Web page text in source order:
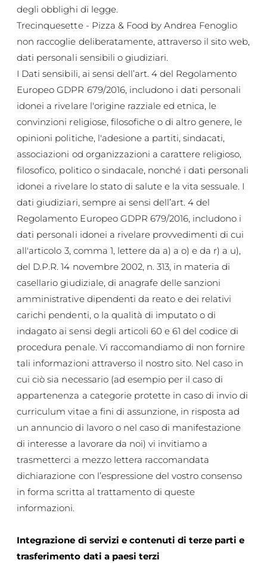
degli obblighi di legge.
Trecinquesette - Pizza & Food by Andrea Fenoglio
non raccoglie deliberatamente, attraverso il sito web,
dati personali sensibili o giudiziari.
I Dati sensibili, ai sensi dell’art. 4 del Regolamento
Europeo GDPR 679/2016, includono i dati personali
idonei a rivelare l'origine razziale ed etnica, le
convinzioni religiose, filosofiche o di altro genere, le
opinioni politiche, l'adesione a partiti, sindacati,
associazioni od organizzazioni a carattere religioso,
filosofico, politico o sindacale, nonché i dati personali
idonei a rivelare lo stato di salute e la vita sessuale. I
dati giudiziari, sempre ai sensi dell’art. 4 del
Regolamento Europeo GDPR 679/2016, includono i
dati personali idonei a rivelare provvedimenti di cui
all'articolo 3, comma 1, lettere da a) a o) e da r) a u),
del D.P.R. 14 novembre 2002, n. 313, in materia di
casellario giudiziale, di anagrafe delle sanzioni
amministrative dipendenti da reato e dei relativi
carichi pendenti, o la qualità di imputato o di
indagato ai sensi degli articoli 60 e 61 del codice di
procedura penale. Vi raccomandiamo di non fornire
tali informazioni attraverso il nostro sito. Nel caso in
cui ciò sia necessario (ad esempio per il caso di
appartenenza a categorie protette in caso di invio di
curriculum vitae a fini di assunzione, in risposta ad
un annuncio di lavoro o nel caso di manifestazione
di interesse a lavorare da noi) vi invitiamo a
trasmetterci a mezzo lettera raccomandata
dichiarazione con l’espressione del vostro consenso
in forma scritta al trattamento di queste
informazioni.
Integrazione di servizi e contenuti di terze parti e
trasferimento dati a paesi terzi